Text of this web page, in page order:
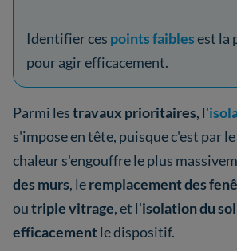
Identifier ces points faiblesest la
pour agir efficacement.
Parmi lestravaux prioritaires, l'
s'impose en tête, puisque c'est par le
chaleur s'engouffre le plus
des murs, leremplacement des
outriple vitrage, et l'isolation du sol
efficacementle dispositif.